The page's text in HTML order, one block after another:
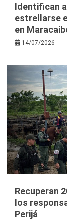
Identifican
estrellarse
en
14/07/2026
Recuperan
los
Perijá